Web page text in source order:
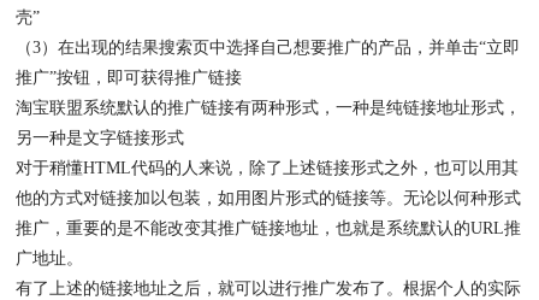
壳”
（3）在出现的结果搜索页中选择自己想要推广的产品，并单击“立即
推广”按钮，即可获得推广链接
淘宝联盟系统默认的推广链接有两种形式，一种是纯链接地址形式，
另一种是文字链接形式
对于稍懂HTML代码的人来说，除了上述链接形式之外，也可以用其
他的方式对链接加以包装，如用图片形式的链接等。无论以何种形式
推广，重要的是不能改变其推广链接地址，也就是系统默认的URL推
广地址。
有了上述的链接地址之后，就可以进行推广发布了。根据个人的实际